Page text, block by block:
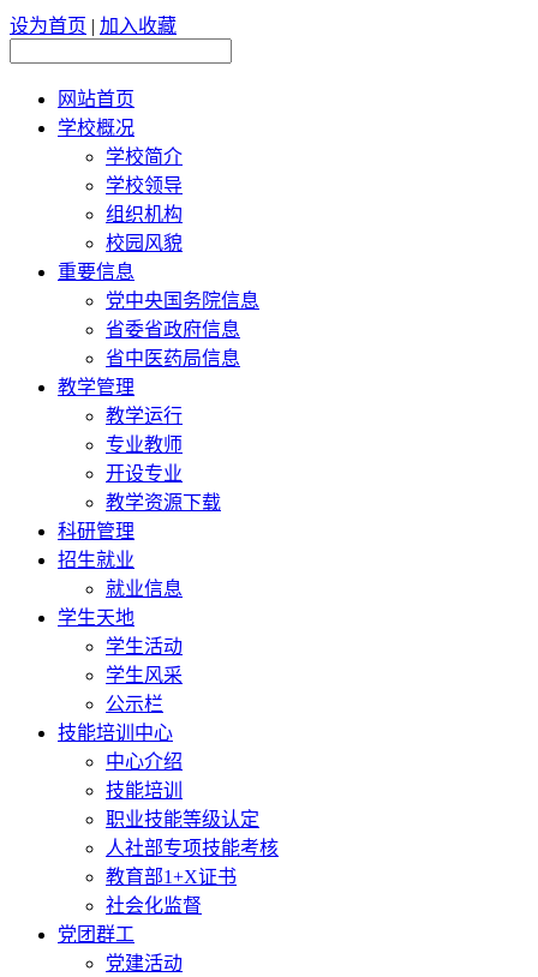
设为首页 | 加入收藏
网站首页
学校概况
学校简介
学校领导
组织机构
校园风貌
重要信息
党中央国务院信息
省委省政府信息
省中医药局信息
教学管理
教学运行
专业教师
开设专业
教学资源下载
科研管理
招生就业
就业信息
学生天地
学生活动
学生风采
公示栏
技能培训中心
中心介绍
技能培训
职业技能等级认定
人社部专项技能考核
教育部1+X证书
社会化监督
党团群工
党建活动